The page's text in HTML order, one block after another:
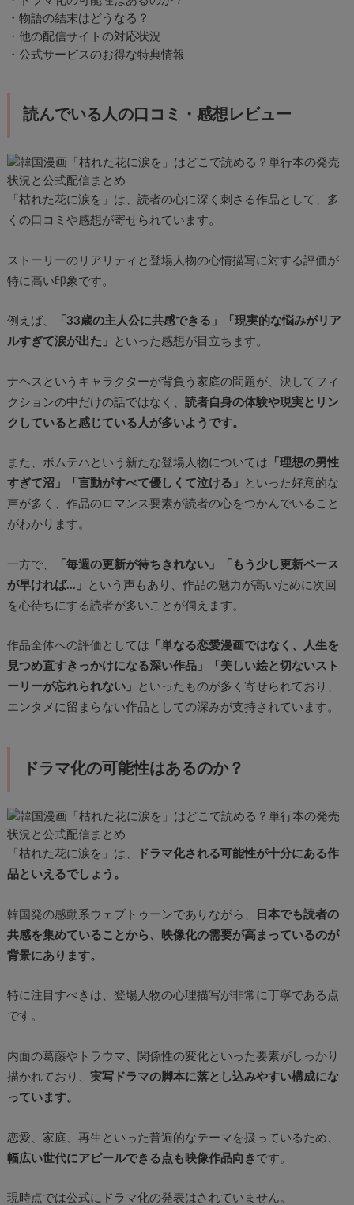
・物語の結末はどうなる？
・他の配信サイトの対応状況
・公式サービスのお得な特典情報
読んでいる人の口コミ・感想レビュー
「枯れた花に涙を」は、読者の心に深く刺さる作品として、多
くの口コミや感想が寄せられています。
ストーリーのリアリティと登場人物の心情描写に対する評価が
特に高い印象です。
例えば、
「33歳の主人公に共感できる」「現実的な悩みがリア
ルすぎて涙が出た」
といった感想が目立ちます。
ナヘスというキャラクターが背負う家庭の問題が、決してフィ
クションの中だけの話ではなく、 読者自身の体験や現実とリン
クしていると感じている人が多いようです。
また、ボムテハという新たな登場人物については 「理想の男性
すぎて沼」「言動がすべて優しくて泣ける」
といった好意的な
声が多く、 作品のロマンス要素が読者の心をつかんでいること
がわかります。
一方で、
「毎週の更新が待ちきれない」「もう少し更新ペース
が早ければ…」
という声もあり、作品の魅力が高いために次回
を心待ちにする読者が多いことが伺えます。
作品全体への評価としては 「単なる恋愛漫画ではなく、人生を
見つめ直すきっかけになる深い作品」「美しい絵と切ないスト
ーリーが忘れられない」
といったものが多く寄せられており、
エンタメに留まらない作品としての深みが支持されています。
ドラマ化の可能性はあるのか？
「枯れた花に涙を」は、
ドラマ化される可能性が十分にある作
品といえるでしょう。
韓国発の感動系ウェブトゥーンでありながら、
日本でも読者の
共感を集めていることから、映像化の需要が高まっているのが
背景にあります。
特に注目すべきは、登場人物の心理描写が非常に丁寧である点
です。
内面の葛藤やトラウマ、関係性の変化といった要素がしっかり
描かれており、 実写ドラマの脚本に落とし込みやすい構成にな
っています。
恋愛、家庭、再生といった普遍的なテーマを扱っているため、
幅広い世代にアピールできる点も映像作品向き です。
現時点では公式にドラマ化の発表はされていません。